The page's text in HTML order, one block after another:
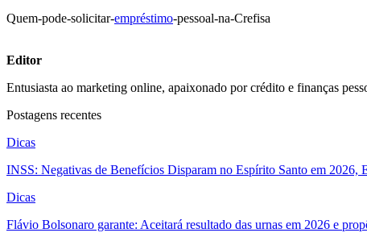
Quem-pode-solicitar-empréstimo-pessoal-na-Crefisa
Editor
Entusiasta ao marketing online, apaixonado por crédito e finanças
Postagens recentes
Dicas
INSS: Negativas de Benefícios Disparam no Espírito Santo em 2026,
Dicas
Flávio Bolsonaro garante: Aceitará resultado das urnas em 2026 e